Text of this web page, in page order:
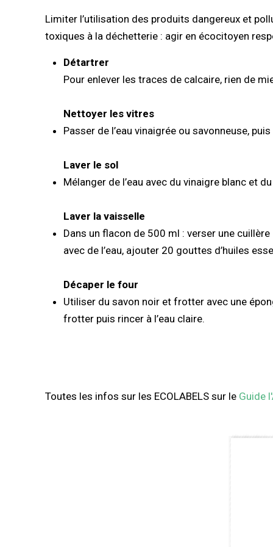
Limiter l’utilisation des produits dangereux et
toxiques à la déchetterie : agir en écocitoyen
Détartrer
Pour enlever les traces de calcaire, rien de
Nettoyer les vitres
Passer de l’eau vinaigrée ou savonneuse,
Laver le sol
Mélanger de l’eau avec du vinaigre blanc et
Laver la vaisselle
Dans un flacon de 500 ml : verser une
avec de l’eau, ajouter 20 gouttes d’huiles
Décaper le four
Utiliser du savon noir et frotter avec une
frotter puis rincer à l’eau claire.
Toutes les infos sur les ECOLABELS sur le Guide